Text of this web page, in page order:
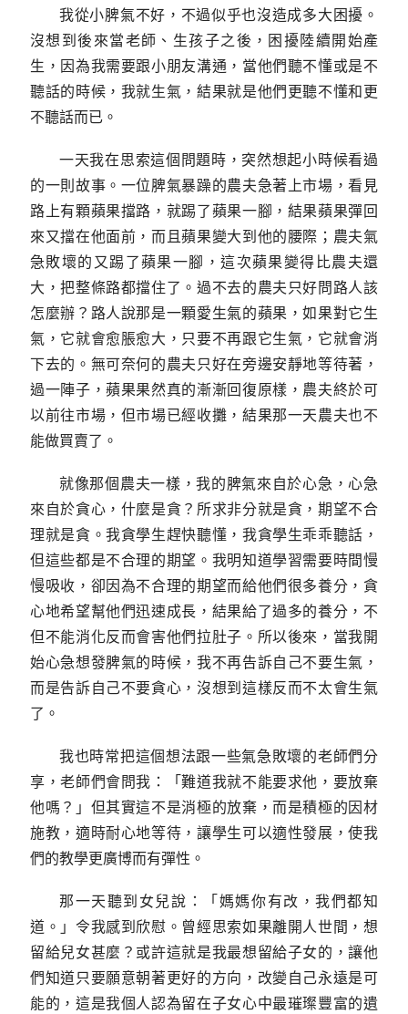
我從小脾氣不好，不過似乎也沒造成多大困擾。
沒想到後來當老師、生孩子之後，困擾陸續開始產
生，因為我需要跟小朋友溝通，當他們聽不懂或是不
聽話的時候，我就生氣，結果就是他們更聽不懂和更
不聽話而已。
一天我在思索這個問題時，突然想起小時候看過
的一則故事。一位脾氣暴躁的農夫急著上市場，看見
路上有顆蘋果擋路，就踢了蘋果一腳，結果蘋果彈回
來又擋在他面前，而且蘋果變大到他的腰際；農夫氣
急敗壞的又踢了蘋果一腳，這次蘋果變得比農夫還
大，把整條路都擋住了。過不去的農夫只好問路人該
怎麼辦？路人說那是一顆愛生氣的蘋果，如果對它生
氣，它就會愈脹愈大，只要不再跟它生氣，它就會消
下去的。無可奈何的農夫只好在旁邊安靜地等待著，
過一陣子，蘋果果然真的漸漸回復原樣，農夫終於可
以前往市場，但市場已經收攤，結果那一天農夫也不
能做買賣了。
就像那個農夫一樣，我的脾氣來自於心急，心急
來自於貪心，什麼是貪？所求非分就是貪，期望不合
理就是貪。我貪學生趕快聽懂，我貪學生乖乖聽話，
但這些都是不合理的期望。我明知道學習需要時間慢
慢吸收，卻因為不合理的期望而給他們很多養分，貪
心地希望幫他們迅速成長，結果給了過多的養分，不
但不能消化反而會害他們拉肚子。所以後來，當我開
始心急想發脾氣的時候，我不再告訴自己不要生氣，
而是告訴自己不要貪心，沒想到這樣反而不太會生氣
了。
我也時常把這個想法跟一些氣急敗壞的老師們分
享，老師們會問我：「難道我就不能要求他，要放棄
他嗎？」但其實這不是消極的放棄，而是積極的因材
施教，適時耐心地等待，讓學生可以適性發展，使我
們的教學更廣博而有彈性。
那一天聽到女兒說：「媽媽你有改，我們都知
道。」令我感到欣慰。曾經思索如果離開人世間，想
留給兒女甚麼？或許這就是我最想留給子女的，讓他
們知道只要願意朝著更好的方向，改變自己永遠是可
能的，這是我個人認為留在子女心中最璀璨豐富的遺